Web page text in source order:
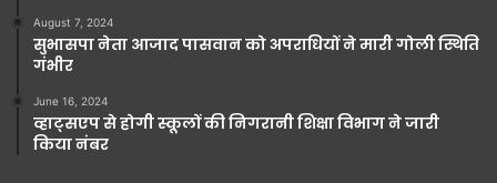
August 7, 2024
सुभासपा नेता आजाद पासवान को अपराधियों ने मारी गोली स्थिति
गंभीर
June 16, 2024
व्हाट्सएप से होगी स्कूलों की निगरानी शिक्षा विभाग ने जारी
किया नंबर